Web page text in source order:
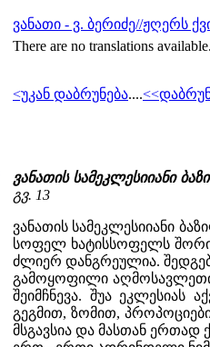
ვანათი - ვ. ბერიძე//ჟღერს
There are no translations
<უკან დაბრუნება....
ვანათის სამეკლესიიანი
გვ. 13
ვანათის სამეკლესიიანი
სოფელ ხატისსოფელს
ძლიერ დანგრეულია.
გამოყოფილი
შეიმჩნევა. შუა
გეგმით, ზომით,
მსგავსია და მასთან